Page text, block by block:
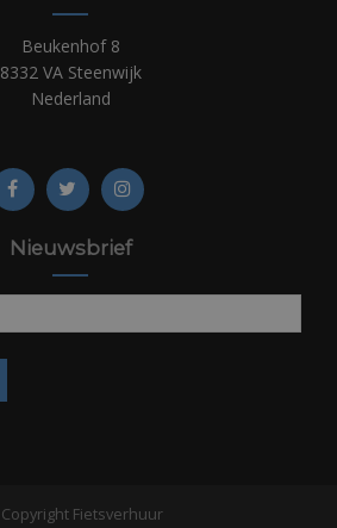
Beukenhof 8
8332 VA Steenwijk
Nederland
Nieuwsbrief
Copyright Fietsverhuur